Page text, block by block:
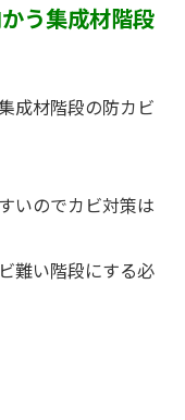
う集成材階段
成材階段の防カビ
いのでカビ対策は
難い階段にする必